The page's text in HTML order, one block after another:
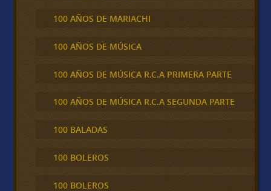
100 AÑOS DE MARIACHI
100 AÑOS DE MÚSICA
100 AÑOS DE MÚSICA R.C.A PRIMERA PARTE
100 AÑOS DE MÚSICA R.C.A SEGUNDA PARTE
100 BALADAS
100 BOLEROS
100 BOLEROS